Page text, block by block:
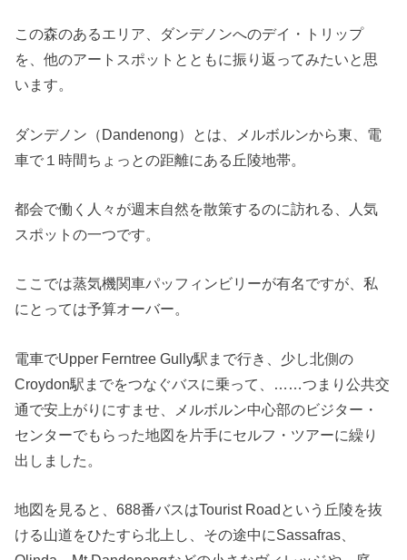
この森のあるエリア、ダンデノンへのデイ・トリップ
を、他のアートスポットとともに振り返ってみたいと思
います。
ダンデノン（Dandenong）とは、メルボルンから東、電
車で１時間ちょっとの距離にある丘陵地帯。
都会で働く人々が週末自然を散策するのに訪れる、人気
スポットの一つです。
ここでは蒸気機関車パッフィンビリーが有名ですが、私
にとっては予算オーバー。
電車でUpper Ferntree Gully駅まで行き、少し北側の
Croydon駅までをつなぐバスに乗って、……つまり公共交
通で安上がりにすませ、メルボルン中心部のビジター・
センターでもらった地図を片手にセルフ・ツアーに繰り
出しました。
地図を見ると、688番バスはTourist Roadという丘陵を抜
ける山道をひたすら北上し、その途中にSassafras、